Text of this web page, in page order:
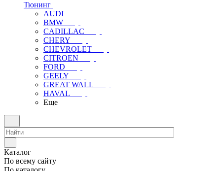
Тюнинг
AUDI
BMW
CADILLAC
CHERY
CHEVROLET
CITROEN
FORD
GEELY
GREAT WALL
HAVAL
Еще
Каталог
По всему сайту